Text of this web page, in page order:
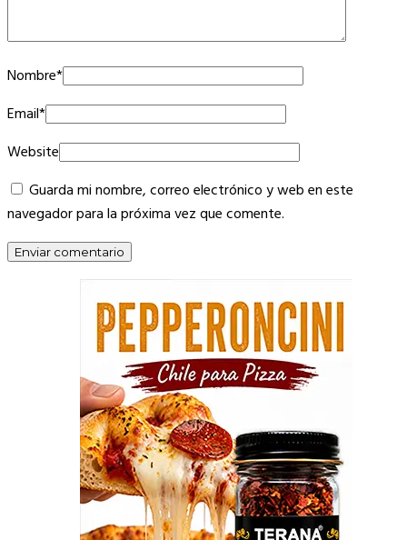
Nombre*
Email*
Website
Guarda mi nombre, correo electrónico y web en este
navegador para la próxima vez que comente.